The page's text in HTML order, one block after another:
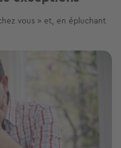
vous » et, en épluchant